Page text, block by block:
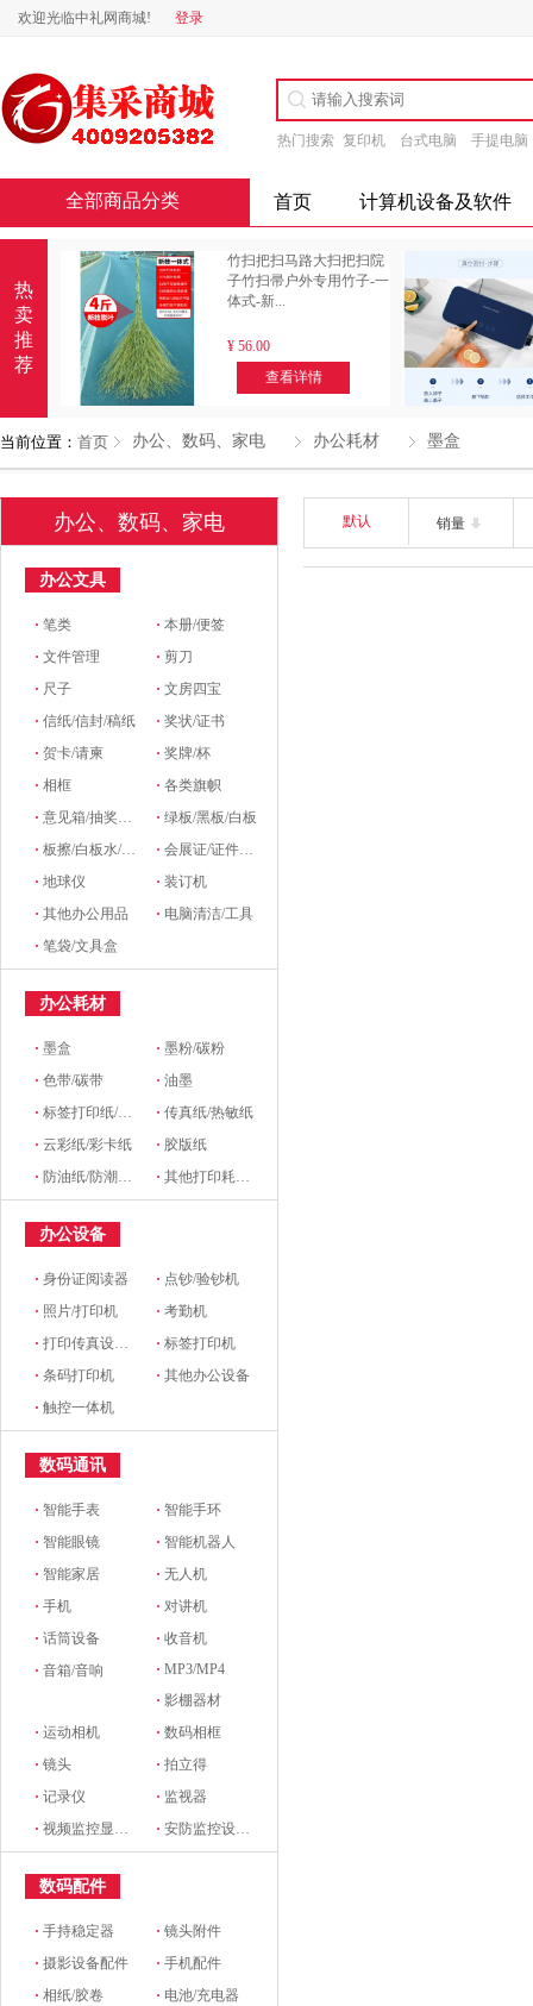
欢迎光临中礼网商城! 登录
热门搜索 复印机 台式电脑 手提电脑
全部商品分类 首页 计算机设备及软件
热
卖
推
荐
竹扫把扫马路大扫把扫院
子竹扫帚户外专用竹子-一
体式-新...
¥ 56.00
查看详情
当前位置： 首页 办公、数码、家电 办公耗材 墨盒
办公、数码、家电
办公文具
·笔类 ·本册/便签
·文件管理 ·剪刀
· 尺子 ·文房四宝
·信纸/信封/稿纸 ·奖状/证书
·贺卡/请柬 ·奖牌/杯
·相框 ·各类旗帜
·意见箱/抽奖箱/信件箱 ·绿板/黑板/白板
·板擦/白板水/磁粒/磁吸 ·会展证/证件卡/卡套挂绳/席位牌
·地球仪 ·装订机
·其他办公用品 · 电脑清洁/工具
·笔袋/文具盒
办公耗材
·墨盒 ·墨粉/碳粉
·色带/碳带 ·油墨
·标签打印纸/条码纸/收银纸 ·传真纸/热敏纸
·云彩纸/彩卡纸 · 胶版纸
· 防油纸/防潮纸/淋膜纸/硅油纸 ·其他打印耗材及附件
办公设备
·身份证阅读器 · 点钞/验钞机
· 照片/打印机 ·考勤机
·打印传真设备配件 ·标签打印机
·条码打印机 ·其他办公设备
·触控一体机
数码通讯
·智能手表 ·智能手环
·智能眼镜 ·智能机器人
·智能家居 ·无人机
·手机 ·对讲机
·话筒设备 ·收音机
·音箱/音响 ·MP3/MP4
·影棚器材
·运动相机 ·数码相框
·镜头 ·拍立得
·记录仪 · 监视器
·视频监控显示设备及配件 ·安防监控设备及配件
数码配件
·手持稳定器 ·镜头附件
·摄影设备配件 ·手机配件
·相纸/胶卷 · 电池/充电器
默认 销量